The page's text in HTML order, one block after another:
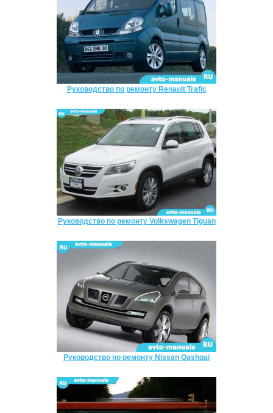
Руководство по ремонту Renault Trafic
Руководство по ремонту Volkswagen Tiguan
Руководство по ремонту Nissan Qashqai